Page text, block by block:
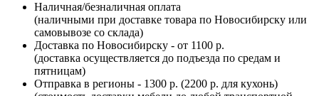
Наличная/безналичная оплата
(наличными при доставке товара по Новосибирску или
самовывозе со склада)
Доставка по Новосибирску - от 1100 р.
(доставка осуществляется до подъезда по средам и
пятницам)
Отправка в регионы - 1300 р. (2200 р. для кухонь)